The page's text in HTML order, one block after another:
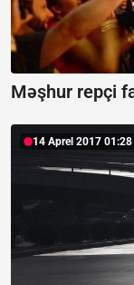
Məşhur repçi
14 Aprel 2017 01:28